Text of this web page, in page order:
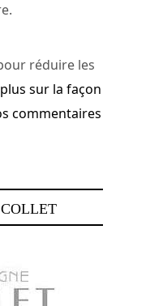
réduire les
sur la façon
commentaires